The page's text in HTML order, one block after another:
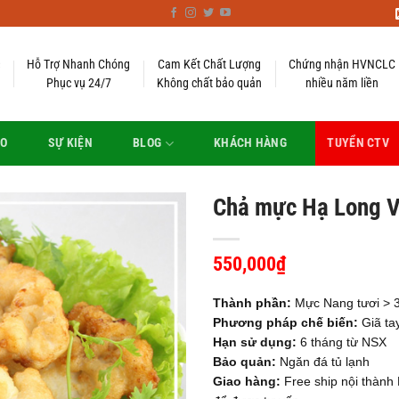
Hỗ Trợ Nhanh Chóng
Phục vụ 24/7
Cam Kết Chất Lượng
Không chất bảo quản
Chứng nhận HVNCLC
nhiều năm liền
SỰ KIỆN BLOG KHÁCH HÀNG TUYỂN CTV
Chả mực Hạ Long
550,000₫
Thành phần: Mực Nang tươi >
Phương pháp chế biến: Giã
Hạn sử dụng: 6 tháng từ NSX
Bảo quản: Ngăn đá tủ lạnh
Giao hàng: Free ship nội thành